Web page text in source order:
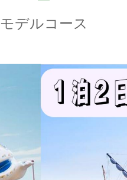
モデルコース